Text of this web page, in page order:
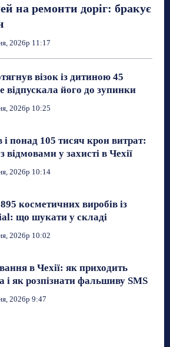
на ремонти доріг: бракує
2026р 11:17
візок із дитиною 45
відпускала його до зупинки
2026р 10:25
і понад 105 тисяч крон витрат:
відмовами у захисті в Чехії
2026р 10:14
косметичних виробів із
що шукати у складі
2026р 10:02
в Чехії: як приходить
і як розпізнати фальшиву SMS
2026р 9:47